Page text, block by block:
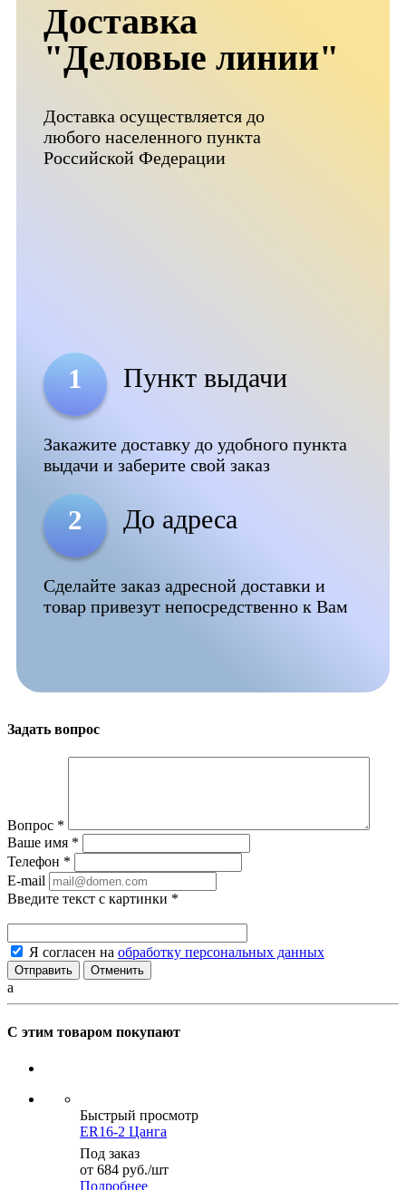
Доставка
"Деловые линии"
Доставка осуществляется до
любого населенного пункта
Российской Федерации
1 Пункт выдачи
Закажите доставку до удобного пункта
выдачи и заберите свой заказ
2 До адреса
Сделайте заказ адресной доставки и
товар привезут непосредственно к Вам
Задать вопрос
Вопрос *
Ваше имя *
Телефон *
E-mail
Введите текст с картинки *
Я согласен на обработку персональных данных
Отменить
a
С этим товаром покупают
Быстрый просмотр
ER16-2 Цанга
Под заказ
от 684 руб./шт
Подробнее